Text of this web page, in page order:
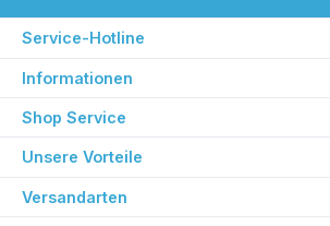
Service-Hotline
Informationen
Shop Service
Unsere Vorteile
Versandarten